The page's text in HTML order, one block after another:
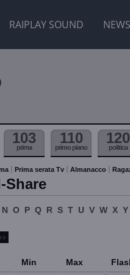
RAIPLAY SOUND NEWS
103
prima
110
primo piano
120
politica
Prima serata Tv Almanacco
Share
N O P Q R S T U V W X Y
Min Max